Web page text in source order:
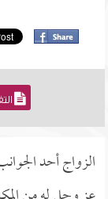
الزواج أحد